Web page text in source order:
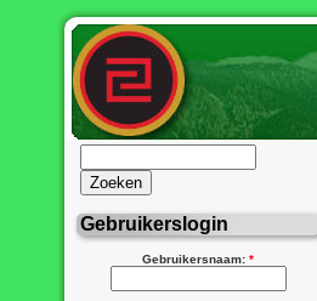
Gebruikerslogin
Gebruikersnaam: *